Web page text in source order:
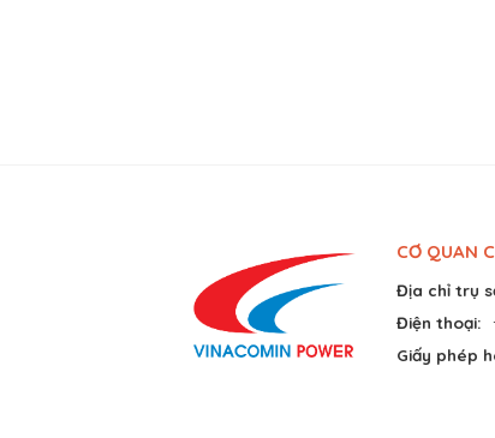
CƠ QUAN
Địa chỉ trụ
Điện thoại:
Giấy phép